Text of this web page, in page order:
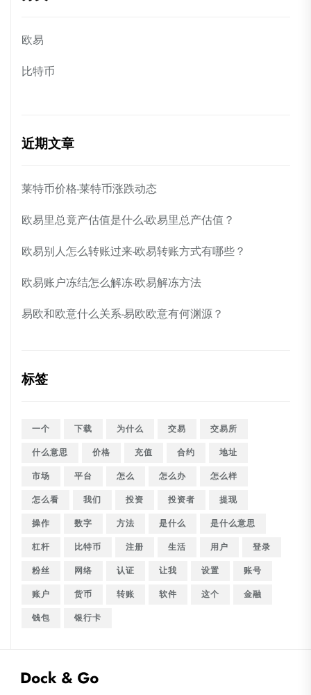
欧易
比特币
近期文章
莱特币价格-莱特币涨跌动态
欧易里总竟产估值是什么-欧易里总产估值？
欧易别人怎么转账过来-欧易转账方式有哪些？
欧易账户冻结怎么解冻-欧易解冻方法
易欧和欧意什么关系-易欧欧意有何渊源？
标签
一个 下载 为什么 交易
交易所
什么意思
价格 充值 合约
地址
市场
平台 怎么 怎么办
怎么样
怎么看
我们 投资 投资者
提现
操作
数字 方法 是什么
是什么意思
杠杆
比特币 注册 生活 用户
登录
粉丝
网络 认证 让我 设置
账号
账户
货币 转账 软件 这个
金融
钱包
银行卡